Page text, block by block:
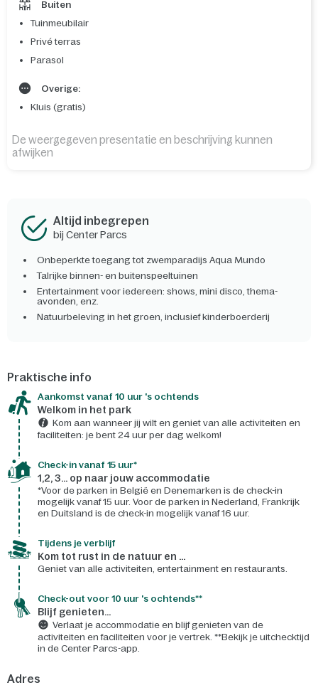
Buiten
Tuinmeubilair
Privé terras
Parasol
Overige:
Kluis (gratis)
De weergegeven presentatie en beschrijving kunnen
afwijken
Altijd inbegrepen
bij Center Parcs
Onbeperkte toegang tot zwemparadijs Aqua Mundo
Talrijke binnen- en buitenspeeltuinen
Entertainment voor iedereen: shows, mini disco, thema-
avonden, enz.
Natuurbeleving in het groen, inclusief kinderboerderij
Praktische info
Aankomst vanaf 10 uur 's ochtends
Welkom in het park
Kom aan wanneer jij wilt en geniet van alle activiteiten en
faciliteiten: je bent 24 uur per dag welkom!
Check-in vanaf 15 uur*
1,2, 3... op naar jouw accommodatie
*Voor de parken in België en Denemarken is de check-in
mogelijk vanaf 15 uur. Voor de parken in Nederland, Frankrijk
en Duitsland is de check-in mogelijk vanaf 16 uur.
Tijdens je verblijf
Kom tot rust in de natuur en ...
Geniet van alle activiteiten, entertainment en restaurants.
Check-out voor 10 uur 's ochtends**
Blijf genieten...
Verlaat je accommodatie en blijf genieten van de
activiteiten en faciliteiten voor je vertrek. **Bekijk je uitchecktijd
in de Center Parcs-app.
Adres